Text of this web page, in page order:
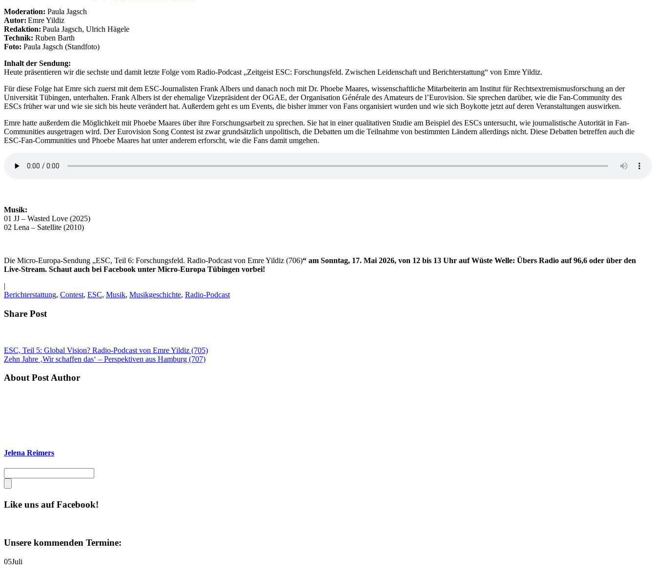
Moderation: Paula Jagsch
Autor: Emre Yildiz
Redaktion: Paula Jagsch, Ulrich Hägele
Technik: Ruben Barth
Foto: Paula Jagsch (Standfoto)
Inhalt der Sendung:
Heute präsentieren wir die sechste und damit letzte Folge vom Radio-Podcast „Zeitgeist ESC: Forschungsfeld. Zwischen Leidenschaft und Berichterstattung“ von Emre Yildiz.
Für diese Folge hat Emre sich zuerst mit dem ESC-Journalisten Frank Albers und danach noch mit Dr. Phoebe Maares, wissenschaftliche Mitarbeiterin am Institut für Rechtsextremismusforschung an der
Universität Tübingen, unterhalten. Frank Albers ist der ehemalige Vizepräsident der OGAE, der Organisation Générale des Amateurs de l’Eurovision. Sie sprechen darüber, wie die Fan-Community des
ESCs früher war und wie sie sich bis heute verändert hat. Außerdem geht es um Events, die bisher immer von Fans organisiert wurden und wie sich Boykotte jetzt auf deren Veranstaltungen auswirken.
Emre hatte außerdem die Möglichkeit mit Phoebe Maares über ihre Forschungsarbeit zu sprechen. Sie hat in einer qualitativen Studie am Beispiel des ESCs untersucht, wie journalistische Autorität in Fan-
Communities ausgetragen wird. Der Eurovision Song Contest ist zwar grundsätzlich unpolitisch, die Debatten um die Teilnahme von bestimmten Ländern allerdings nicht. Diese Debatten betreffen auch die
ESC-Fan-Communities und Phoebe Maares hat unter anderem erforscht, wie die Fans damit umgehen.
Musik:
01 JJ – Wasted Love (2025)
02 Lena – Satellite (2010)
Die Micro-Europa-Sendung „ESC, Teil 6: Forschungsfeld. Radio-Podcast von Emre Yildiz (706)“ am Sonntag, 17. Mai 2026, von 12 bis 13 Uhr auf Wüste Welle: Übers Radio auf 96,6 oder über den
Live-Stream. Schaut auch bei Facebook unter Micro-Europa Tübingen vorbei!
|
Berichterstattung, Contest, ESC, Musik, Musikgeschichte, Radio-Podcast
Share Post
ESC, Teil 5: Global Vision? Radio-Podcast von Emre Yildiz (705)
Zehn Jahre ‚Wir schaffen das‘ – Perspektiven aus Hamburg (707)
About Post Author
Jelena Reimers
Like uns auf Facebook!
Unsere kommenden Termine:
05Juli